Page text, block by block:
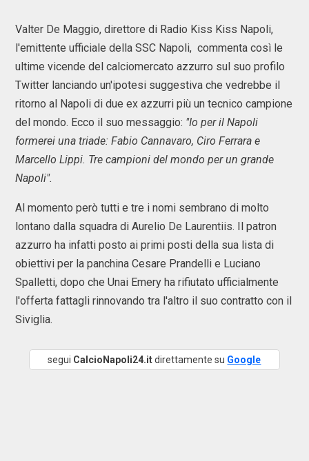
Valter De Maggio, direttore di Radio Kiss Kiss Napoli,
l'emittente ufficiale della SSC Napoli, commenta così le
ultime vicende del calciomercato azzurro sul suo profilo
Twitter lanciando un'ipotesi suggestiva che vedrebbe il
ritorno al Napoli di due ex azzurri più un tecnico campione
del mondo. Ecco il suo messaggio: "Io per il Napoli
formerei una triade: Fabio Cannavaro, Ciro Ferrara e
Marcello Lippi. Tre campioni del mondo per un grande
Napoli".
Al momento però tutti e tre i nomi sembrano di molto
lontano dalla squadra di Aurelio De Laurentiis. Il patron
azzurro ha infatti posto ai primi posti della sua lista di
obiettivi per la panchina Cesare Prandelli e Luciano
Spalletti, dopo che Unai Emery ha rifiutato ufficialmente
l'offerta fattagli rinnovando tra l'altro il suo contratto con il
Siviglia.
segui CalcioNapoli24.itdirettamente su Google